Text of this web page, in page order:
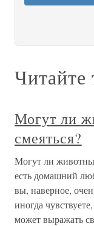
Читайте
Могут ли
смеяться?
Могут ли
есть домашний
вы, наверное,
иногда
может выражать